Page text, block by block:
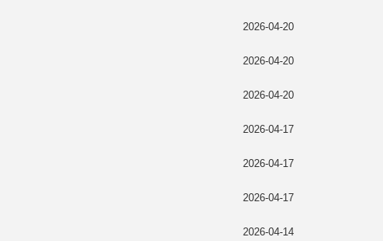
2026-04-20
2026-04-20
2026-04-20
2026-04-17
2026-04-17
2026-04-17
2026-04-14